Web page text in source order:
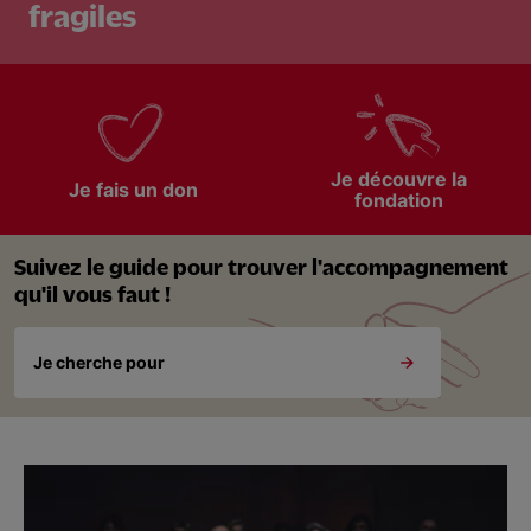
Nous soutenir
Vous accompagner
fragiles
Je fais un don
Je découvre la
fondation
Suivez le guide pour trouver l'accompagnement
qu'il vous faut !
Je cherche pour